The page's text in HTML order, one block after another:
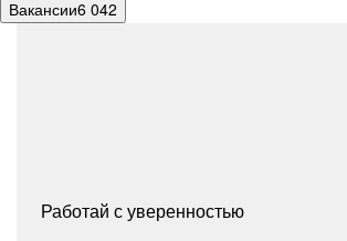
Вакансии6 042
Работай с уверенностью